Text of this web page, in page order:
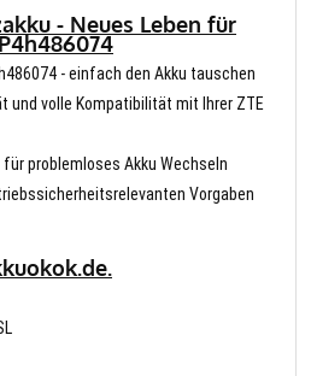
- Neues Leben für
- einfach den Akku tauschen
und volle Kompatibilität mit Ihrer ZTE
problemloses Akku Wechseln
Vorgaben